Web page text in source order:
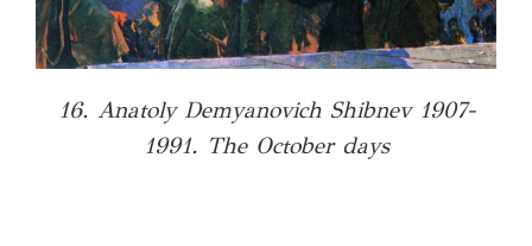
16. Anatoly Demyanovich Shibnev 1907-
1991. The October days